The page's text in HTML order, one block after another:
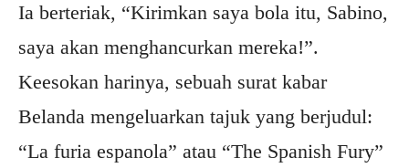
Ia berteriak, “Kirimkan saya bola itu, Sabino,
saya akan menghancurkan mereka!”.
Keesokan harinya, sebuah surat kabar
Belanda mengeluarkan tajuk yang berjudul:
“La furia espanola” atau “The Spanish Fury”